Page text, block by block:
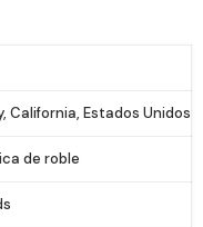
California, Estados Unidos
de roble